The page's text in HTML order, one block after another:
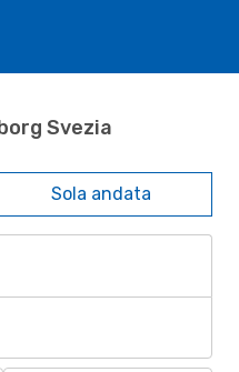
Svezia
Sola andata